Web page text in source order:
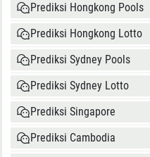
Prediksi Hongkong Pools
Prediksi Hongkong Lotto
Prediksi Sydney Pools
Prediksi Sydney Lotto
Prediksi Singapore
Prediksi Cambodia